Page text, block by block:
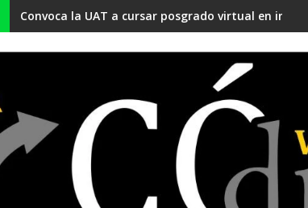
Convoca la UAT a cursar posgrado virtual en